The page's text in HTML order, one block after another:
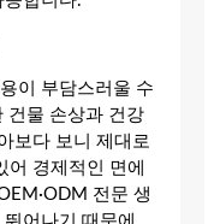
이 부담스러울 수
건물 손상과 건강
보다 보니 제대로
어 경제적인 면에
전문 생